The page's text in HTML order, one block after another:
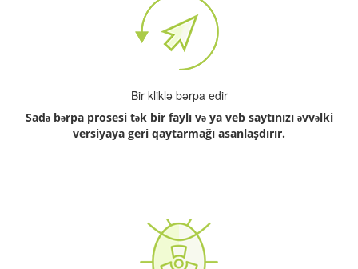
Bir kliklə bərpa edir
Sadə bərpa prosesi tək bir faylı və ya veb saytınızı əvvəlki
versiyaya geri qaytarmağı asanlaşdırır.